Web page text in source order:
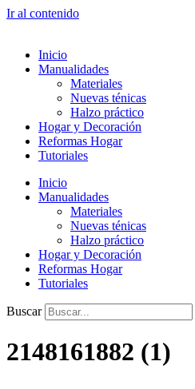
Ir al contenido
Inicio
Manualidades
Materiales
Nuevas ténicas
Halzo práctico
Hogar y Decoración
Reformas Hogar
Tutoriales
Inicio
Manualidades
Materiales
Nuevas ténicas
Halzo práctico
Hogar y Decoración
Reformas Hogar
Tutoriales
Buscar
2148161882 (1)